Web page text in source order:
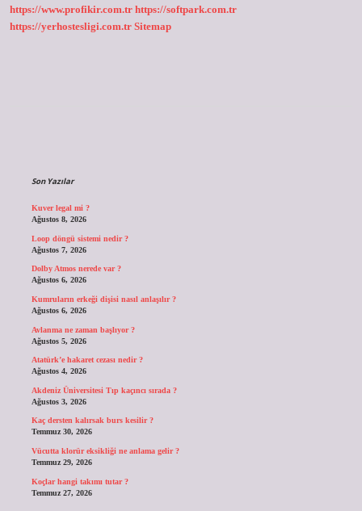
Mi
https://www.profikir.com.tr https://softpark.com.tr
https://yerhostesligi.com.tr Sitemap
Son Yazılar
Kuver legal mi ?
Ağustos 8, 2026
Loop döngü sistemi nedir ?
Ağustos 7, 2026
Dolby Atmos nerede var ?
Ağustos 6, 2026
Kumruların erkeği dişisi nasıl anlaşılır ?
Ağustos 6, 2026
Avlanma ne zaman başlıyor ?
Ağustos 5, 2026
Atatürk’e hakaret cezası nedir ?
Ağustos 4, 2026
Akdeniz Üniversitesi Tıp kaçıncı sırada ?
Ağustos 3, 2026
Kaç dersten kalırsak burs kesilir ?
Temmuz 30, 2026
Vücutta klorür eksikliği ne anlama gelir ?
Temmuz 29, 2026
Koçlar hangi takımı tutar ?
Temmuz 27, 2026